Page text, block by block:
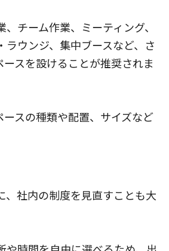
チーム作業、ミーティング、
ラウンジ、集中ブースなど、さ
ースを設けることが推奨されま
ースの種類や配置、サイズなど
、社内の制度を見直すことも大